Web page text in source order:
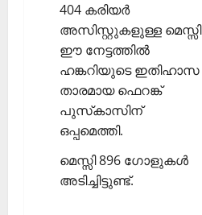
404 കരിയര്‍
അസിസ്റ്റുകളുള്ള മെസ്സി
ഈ നേട്ടത്തില്‍
ഹങ്കറിയുടെ ഇതിഹാസ
താരമായ ഫെറങ്ക്
പുസ്‌കാസിന്
ഒപ്പമെത്തി.
മെസ്സി 896 ഗോളുകള്‍
അടിച്ചിട്ടുണ്ട്.